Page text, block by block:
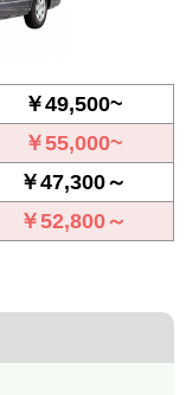
￥49,500~
￥55,000~
￥47,300～
￥52,800～